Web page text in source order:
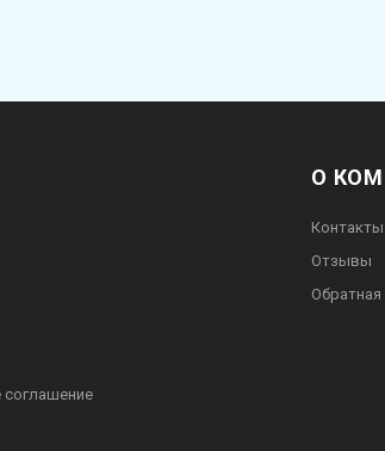
соглашение
О
Контакты
Отзывы
Обратная